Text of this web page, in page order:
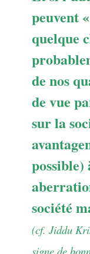
peuvent
quelque
de nos
de vue
sur la
société
(cf. Jiddu
signe de